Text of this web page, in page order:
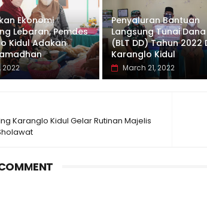
Ekonomi
Lebaran, Pemdes
Kidul Adakan
2022
Penyaluran Bantuan
Langsung Tunai
(BLT DD) Tahun 2022
Karanglo Kidul
March 21, 2022
Karanglo Kidul Gelar Rutinan Majelis